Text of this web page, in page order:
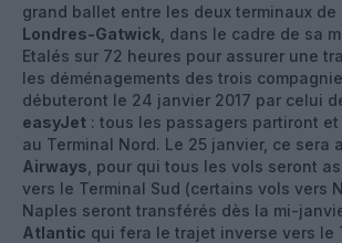
grand ballet entre les deux terminaux de
Londres-Gatwick , dans le cadre de sa
Etalés sur 72 heures pour assurer une
les déménagements des trois
débuteront le 24 janvier 2017 par celui
easyJet : tous les passagers partiront
au Terminal Nord. Le 25 janvier, ce sera
Airways , pour qui tous les vols seront
vers le Terminal Sud (certains vols vers
Naples seront transférés dès la mi-
Atlantic qui fera le trajet inverse vers le